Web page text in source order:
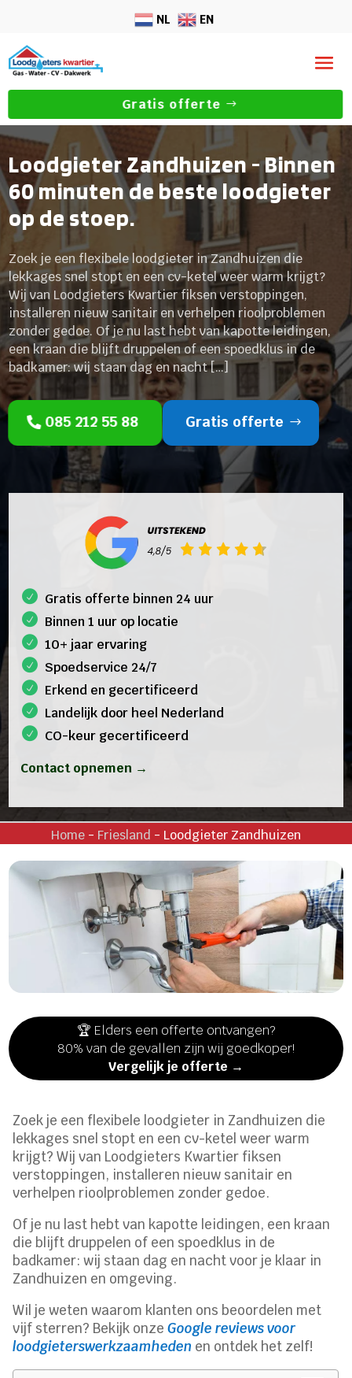
NL EN
Gratis offerte
Loodgieter Zandhuizen - Binnen
60 minuten de beste loodgieter
op de stoep.
Zoek je een flexibele loodgieter in Zandhuizen die
lekkages snel stopt en een cv-ketel weer warm krijgt?
Wij van Loodgieters Kwartier fiksen verstoppingen,
installeren nieuw sanitair en verhelpen rioolproblemen
zonder gedoe. Of je nu last hebt van kapotte leidingen,
een kraan die blijft druppelen of een spoedklus in de
badkamer: wij staan dag en nacht […]
085 212 55 88 Gratis offerte
Gratis offerte binnen 24 uur
Binnen 1 uur op locatie
10+ jaar ervaring
Spoedservice 24/7
Erkend en gecertificeerd
Landelijk door heel Nederland
CO-keur gecertificeerd
Contact opnemen →
Home- Friesland - Loodgieter Zandhuizen
🏆 Elders een offerte ontvangen?
80% van de gevallen zijn wij goedkoper!
Vergelijk je offerte →
Zoek je een flexibele loodgieter in Zandhuizen die
lekkages snel stopt en een cv-ketel weer warm
krijgt? Wij van Loodgieters Kwartier fiksen
verstoppingen, installeren nieuw sanitair en
verhelpen rioolproblemen zonder gedoe.
Of je nu last hebt van kapotte leidingen, een kraan
die blijft druppelen of een spoedklus in de
badkamer: wij staan dag en nacht voor je klaar in
Zandhuizen en omgeving.
Wil je weten waarom klanten ons beoordelen met
vijf sterren? Bekijk onzeGoogle reviews voor
loodgieterswerkzaamheden en ontdek het zelf!